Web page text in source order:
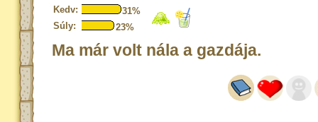
Kedv:
31%
Súly:
23%
Ma már volt nála a gazdája.